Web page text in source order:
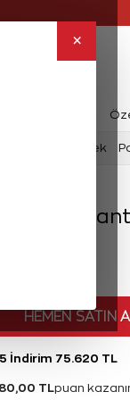
×
Yüzük
Erkek
HEMEN SATIN
İndirim 75.620 TL
TL puan